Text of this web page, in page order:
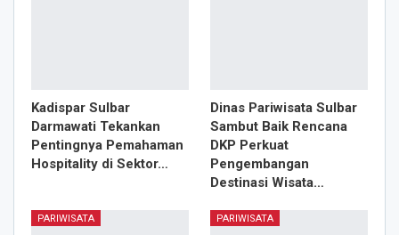
Kadispar Sulbar
Darmawati Tekankan
Pentingnya Pemahaman
Hospitality di Sektor…
Dinas Pariwisata Sulbar
Sambut Baik Rencana
DKP Perkuat
Pengembangan
Destinasi Wisata…
PARIWISATA PARIWISATA